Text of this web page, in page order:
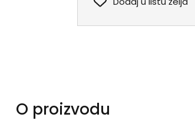
O proizvodu